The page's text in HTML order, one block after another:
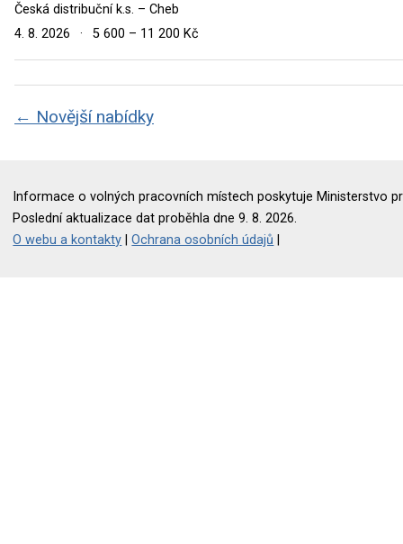
Česká distribuční k.s. – Cheb
4. 8. 2026
· 5 600 – 11 200 Kč
← Novější nabídky
Informace o volných pracovních místech poskytuje Ministerstvo
Poslední aktualizace dat proběhla dne 9. 8. 2026.
O webu a kontakty |Ochrana osobních údajů